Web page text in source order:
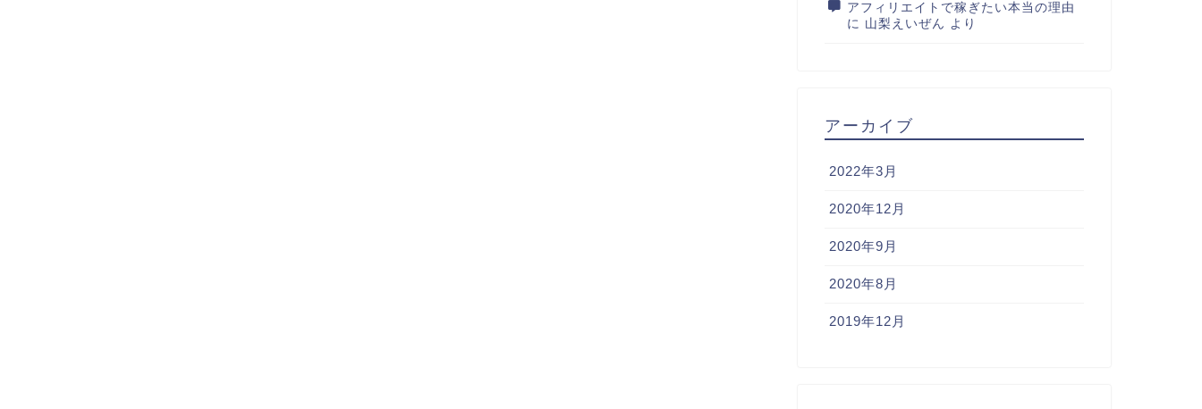
アフィリエイトで稼ぎたい本当の理由
に 山梨えいぜん より
アーカイブ
2022年3月
2020年12月
2020年9月
2020年8月
2019年12月